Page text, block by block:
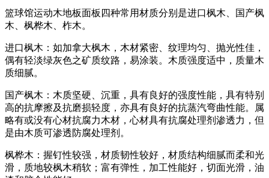
篮球馆运动木地板面板四种常用材质分别是进口枫木、国产枫
木、枫桦木、柞木。
进口枫木：如加拿大枫木，木材紧密、纹理均匀、抛光性佳，
偶有轻淡绿灰色之矿质纹路，易涂装。木质强度适中，质量木
质细腻。
国产枫木：木质坚硬、沉重，具有良好的强度性能，具有特别
高的抗摩擦及抗磨损轻度，亦具有良好的抗蒸汽弯曲性能。属
略有或没有心材抗腐力木材，心材具有抗腐处理剂渗透力，但
是由木质可渗透防腐处理剂。
枫桦木：握钉性较强，材质韧性较好，材质结构细腻而柔和光
滑，质地较枫木稍软；富有弹性，加工性能好，切面光滑，油